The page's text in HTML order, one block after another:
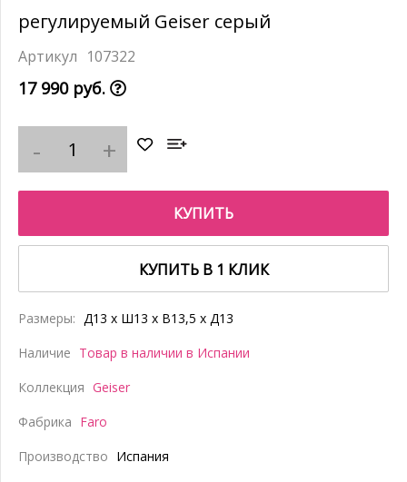
регулируемый Geiser серый
107322
17 990 руб.
КУПИТЬ
КУПИТЬ В 1 КЛИК
Размеры: Д13 x Ш13 x В13,5 x Д13
Наличие Товар в наличии в Испании
Коллекция Geiser
Фабрика Faro
Производство Испания